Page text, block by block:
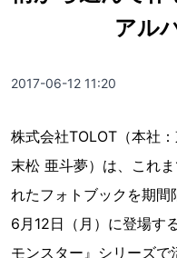
アル
2017-06-12 11:20
株式会社TOLOT（本社
末松 亜斗夢）は、これ
れたフォトブックを期
6月12日（月）に登場す
モンスター』シリーズ